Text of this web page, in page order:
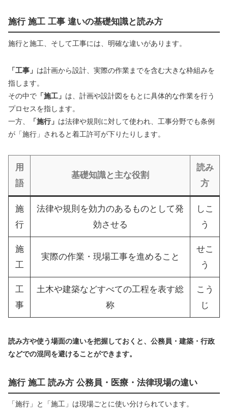
施行 施工 工事 違いの基礎知識と読み方
施行と施工、そして工事には、明確な違いがあります。
「工事」 は計画から設計、実際の作業までを含む大きな枠組みを
指します。
その中で 「施工」 は、計画や設計図をもとに具体的な作業を行う
プロセスを指します。
一方、
「施行」 は法律や規則に対して使われ、工事分野でも条例
が「施行」されると着工許可が下りたりします。
用
語
基礎知識と主な役割
読み
方
施
行
法律や規則を効力のあるものとして発
効させる
しこ
う
施
工
実際の作業・現場工事を進めること
せこ
う
工
事
土木や建築などすべての工程を表す総
称
こう
じ
読み方や使う場面の違いを把握しておくと、公務員・建築・行政
などでの混同を避けることができます。
施行 施工 読み方 公務員・医療・法律現場の違い
「施行」と「施工」は現場ごとに使い分けられています。